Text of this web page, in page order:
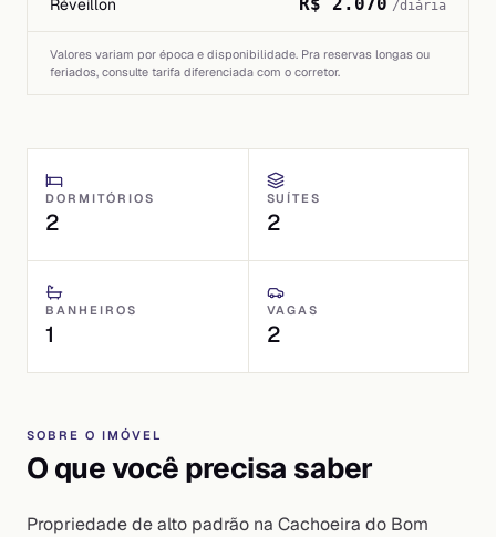
Réveillon /diária
Valores variam por época e disponibilidade. Pra reservas longas ou
feriados, consulte tarifa diferenciada com o corretor.
DORMITÓRIOS
2
SUÍTES
2
BANHEIROS
1
VAGAS
2
SOBRE O IMÓVEL
O que você precisa saber
Propriedade de alto padrão na Cachoeira do Bom